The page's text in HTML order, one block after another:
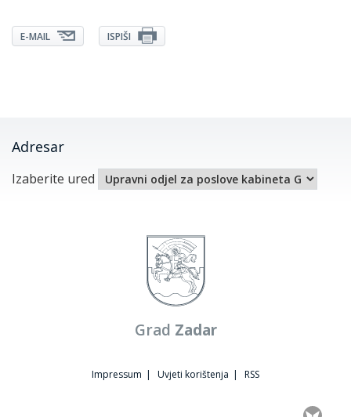
E-MAIL ISPIŠI
Adresar
Izaberite ured
Grad Zadar
Impressum | Uvjeti korištenja | RSS